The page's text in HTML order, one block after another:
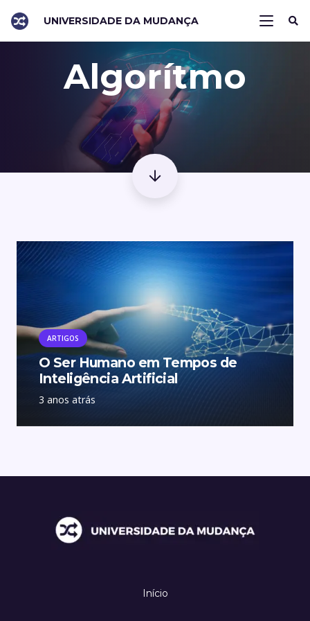
UNIVERSIDADE DA MUDANÇA
Algorítmo
ARTIGOS
O Ser Humano em Tempos de
Inteligência Artificial
3 anos atrás
Início